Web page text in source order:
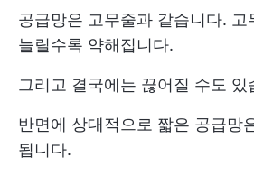
공급망은 고무줄과 같습니다. 고
늘릴수록 약해집니다.
그리고 결국에는 끊어질 수도 있
반면에 상대적으로 짧은 공급망
됩니다.